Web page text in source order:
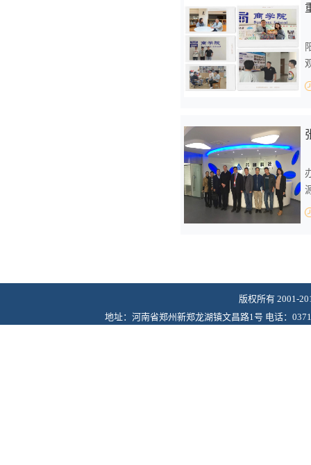
版权所有 2001-
地址：河南省郑州新郑龙湖镇文昌路1号 电话：